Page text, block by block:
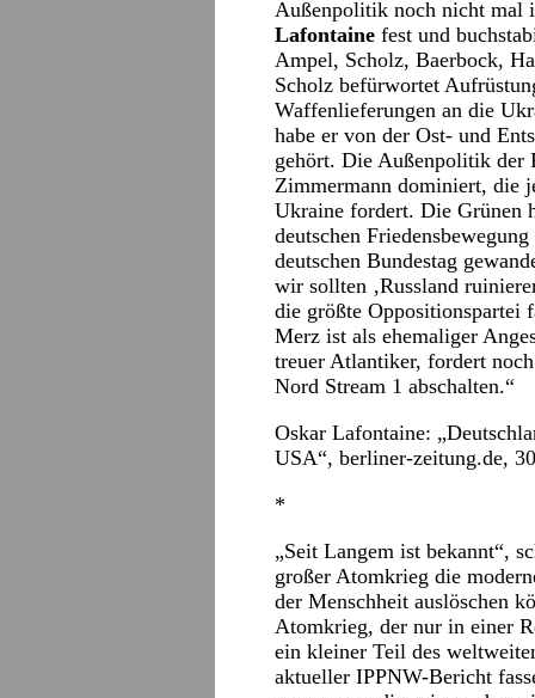
Außenpolitik noch nicht mal
Lafontaine fest und
Ampel, Scholz, Baerbock,
Scholz befürwortet
Waffenlieferungen an die
habe er von der Ost- und
gehört. Die Außenpolitik der
Zimmermann dominiert, die
Ukraine fordert. Die Grünen
deutschen
deutschen Bundestag
wir sollten ‚Russland
die größte Oppositionspartei
Merz ist als ehemaliger
treuer Atlantiker, fordert
Nord Stream 1 abschalten.“
Oskar Lafontaine:
USA“, berliner-zeitung.de,
*
„Seit Langem ist bekannt“,
großer Atomkrieg die
der Menschheit auslöschen
Atomkrieg, der nur in einer
ein kleiner Teil des
aktueller IPPNW-Bericht